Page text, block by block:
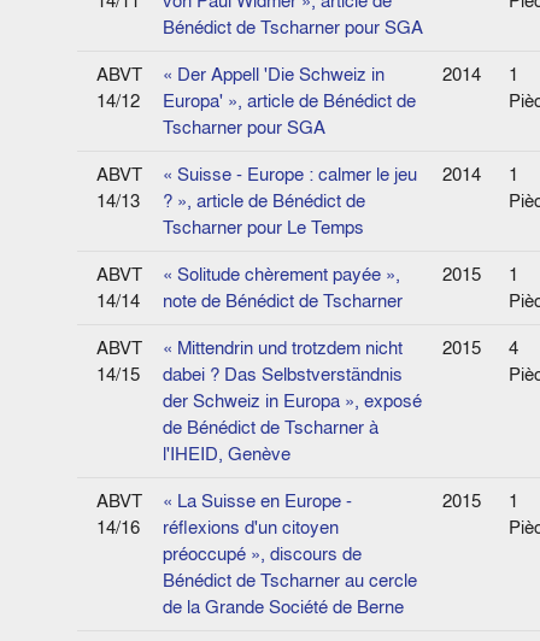
Bénédict de Tscharner pour SGA
ABVT
14/12
« Der Appell 'Die Schweiz in
Europa' », article de Bénédict de
Tscharner pour SGA
2014
1
ABVT
14/13
« Suisse - Europe : calmer le jeu
? », article de Bénédict de
Tscharner pour Le Temps
2014
1
ABVT
14/14
« Solitude chèrement payée »,
note de Bénédict de Tscharner
2015
1
ABVT
14/15
« Mittendrin und trotzdem nicht
dabei ? Das Selbstverständnis
der Schweiz in Europa », exposé
de Bénédict de Tscharner à
l'IHEID, Genève
2015
4
ABVT
14/16
« La Suisse en Europe -
réflexions d'un citoyen
préoccupé », discours de
Bénédict de Tscharner au cercle
de la Grande Société de Berne
2015
1